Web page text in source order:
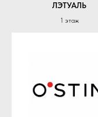
ЛЭТУАЛЬ
1 этаж